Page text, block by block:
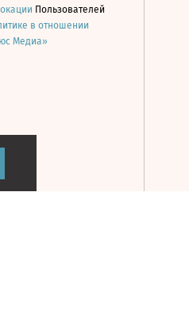
Пользователей
в отношении
Медиа»